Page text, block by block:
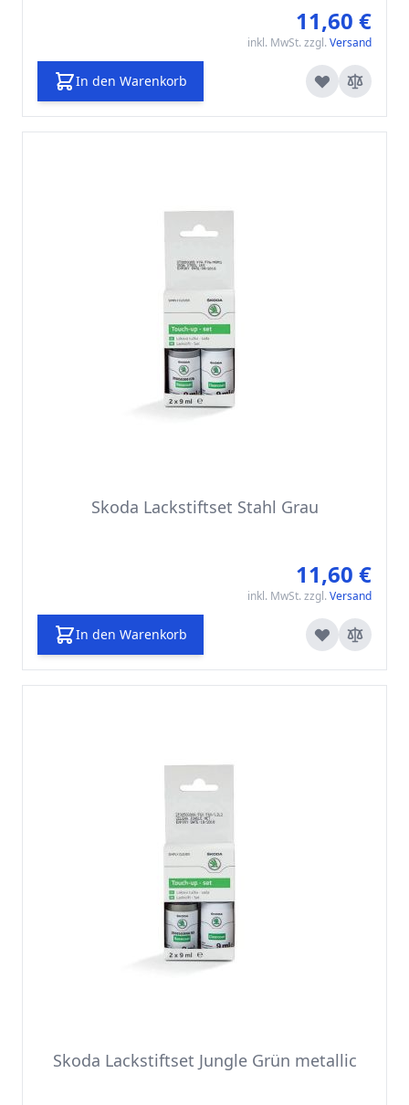
11,60 €
inkl. MwSt. zzgl. Versand
In den Warenkorb
Skoda Lackstiftset Stahl Grau
11,60 €
inkl. MwSt. zzgl. Versand
In den Warenkorb
Skoda Lackstiftset Jungle Grün metallic